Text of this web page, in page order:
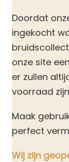
Doordat
ingekocht
onze site
er zullen
voorraad
Maak
perfect
Wij zijn